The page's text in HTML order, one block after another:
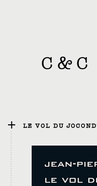
C &C
LE VOL DU JOCOND